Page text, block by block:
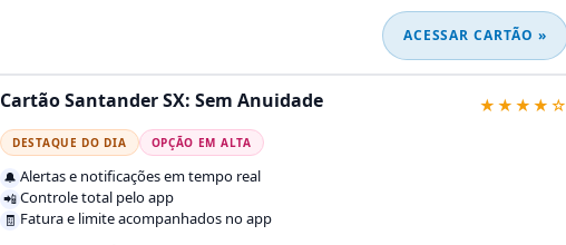
ACESSAR CARTÃO »
Cartão Santander SX: Sem Anuidade ★★★★☆
DESTAQUE DO DIA OPÇÃO EM ALTA
🔔 Alertas e notificações em tempo real
📲Controle total pelo app
🧾 Fatura e limite acompanhados no app